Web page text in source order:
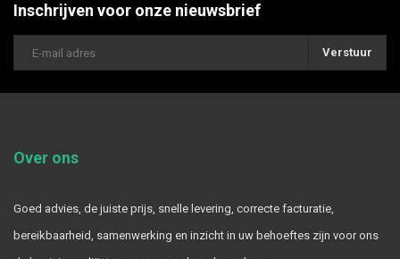
Inschrijven voor onze nieuwsbrief
Verstuur
Over ons
Goed advies, de juiste prijs, snelle levering, correcte facturatie,
bereikbaarheid, samenwerking en inzicht in uw behoeftes zijn voor ons